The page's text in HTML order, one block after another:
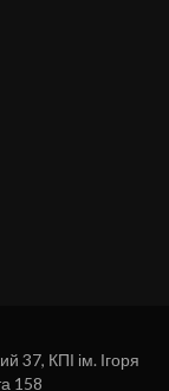
37, КПІ ім. Ігоря
158